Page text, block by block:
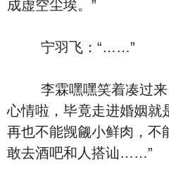
成虚空尘埃。”
宁羽飞：“……”
李霖嘿嘿笑着凑过来
心情啦，毕竟走进婚姻就
再也不能觊觎小鲜肉，不
敢去酒吧和人搭讪……”